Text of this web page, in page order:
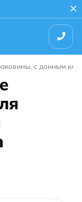
с донным